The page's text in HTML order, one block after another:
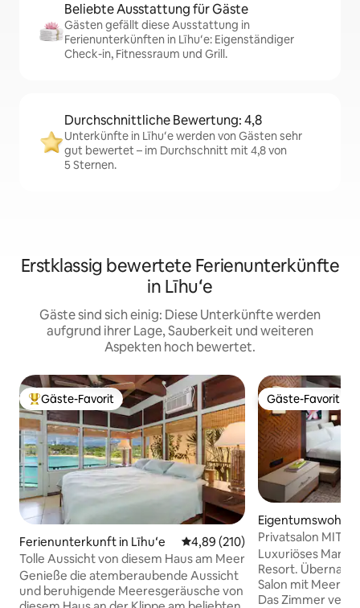
Beliebte Ausstattung für Gäste
Gästen gefällt diese Ausstattung in
Ferienunterkünften in Līhuʻe: Eigenständiger
Check-in, Fitnessraum und Grill.
Durchschnittliche Bewertung: 4,8
Unterkünfte in Līhuʻe werden von Gästen sehr
gut bewertet – im Durchschnitt mit 4,8 von
5 Sternen.
Erstklassig bewertete Ferienunterkünfte
in Līhuʻe
Gäste sind sich einig: Diese Unterkünfte werden
aufgrund ihrer Lage, Sauberkeit und weiteren
Aspekten hoch bewertet.
Beliebter Gäste-Favorit.
Gäste-Favorit
Ferienunterkunft in Līhuʻe Durchschnittliche Bewertung:
4,89 (210)
Tolle Aussicht von diesem Haus am Meer
Genieße die atemberaubende Aussicht
und beruhigende Meeresgeräusche von
Gäste-Favorit
Gäste-Favorit
e
Privatsalon MIT
Beach Club
Luxuriöses
Resort.
Salon mit
Das Zimmer